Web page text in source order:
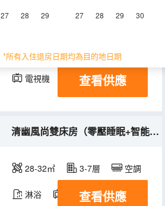
27 28 29 27 28 29 30
*所有入住退房日期均為目的地日期
隱逸舒睡大床房
28㎡ 3-8層 空調
電視機 查看供應
清幽風尚雙床房（零壓睡眠+智能客控+小冰箱）
28-32㎡ 3-7層 空調
淋浴 電視機 冰箱
查看供應